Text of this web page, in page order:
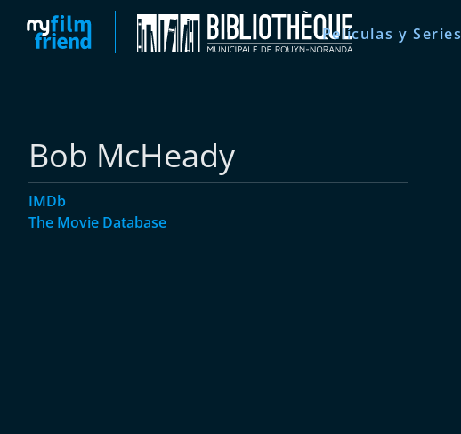
Películas y Series
Bob McHeady
IMDb
The Movie Database